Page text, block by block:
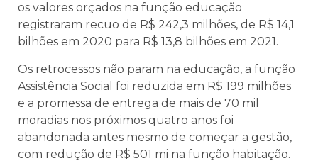
os valores orçados na função educação
registraram recuo de R$ 242,3 milhões, de R$ 14,1
bilhões em 2020 para R$ 13,8 bilhões em 2021.
Os retrocessos não param na educação, a função
Assistência Social foi reduzida em R$ 199 milhões
e a promessa de entrega de mais de 70 mil
moradias nos próximos quatro anos foi
abandonada antes mesmo de começar a gestão,
com redução de R$ 501 mi na função habitação.